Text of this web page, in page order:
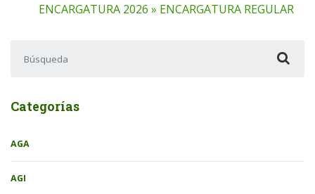
ENCARGATURA 2026 » ENCARGATURA REGULAR
Categorías
AGA
AGI